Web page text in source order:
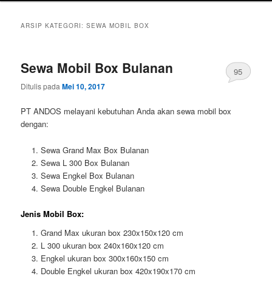
ARSIP KATEGORI:SEWA MOBIL BOX
Sewa Mobil Box Bulanan
Ditulis padaMei 10, 2017
95
PT ANDOS melayani kebutuhan Anda akan sewa mobil box
dengan:
Sewa Grand Max Box Bulanan
Sewa L 300 Box Bulanan
Sewa Engkel Box Bulanan
Sewa Double Engkel Bulanan
Jenis Mobil Box:
Grand Max ukuran box 230x150x120 cm
L 300 ukuran box 240x160x120 cm
Engkel ukuran box 300x160x150 cm
Double Engkel ukuran box 420x190x170 cm